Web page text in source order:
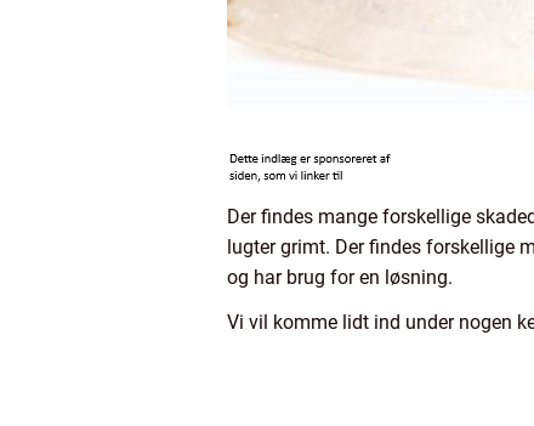
Der findes mange forskellige
lugter grimt. Der findes forskellige
og har brug for en løsning.
Vi vil komme lidt ind under nogen